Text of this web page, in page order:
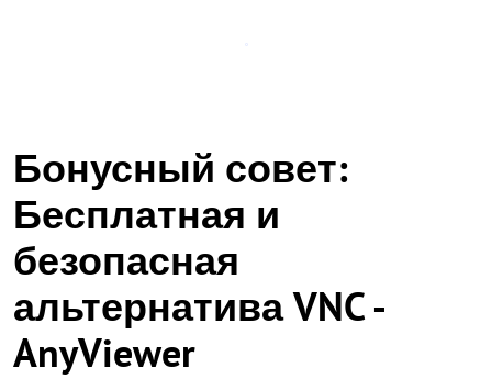
Бонусный совет:
Бесплатная и
безопасная
альтернатива VNC -
AnyViewer